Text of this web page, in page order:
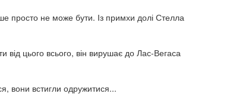
просто не може бути. Із примхи долі Стелла
цього всього, він вирушає до Лас-Вегаса
вони встигли одружитися...